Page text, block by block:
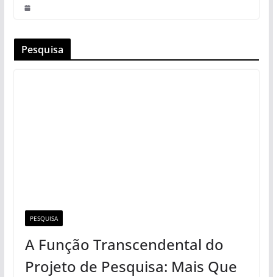
Pesquisa
PESQUISA
A Função Transcendental do
Projeto de Pesquisa: Mais Que